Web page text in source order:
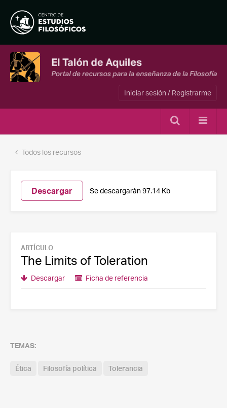
Iniciar sesión / Registrarme
Todos los recursos
Descargar Se descargarán 97.14 Kb
ARTÍCULO
The Limits of Toleration
Descargar Ficha de referencia
TEMAS:
Ética Filosofía política Tolerancia